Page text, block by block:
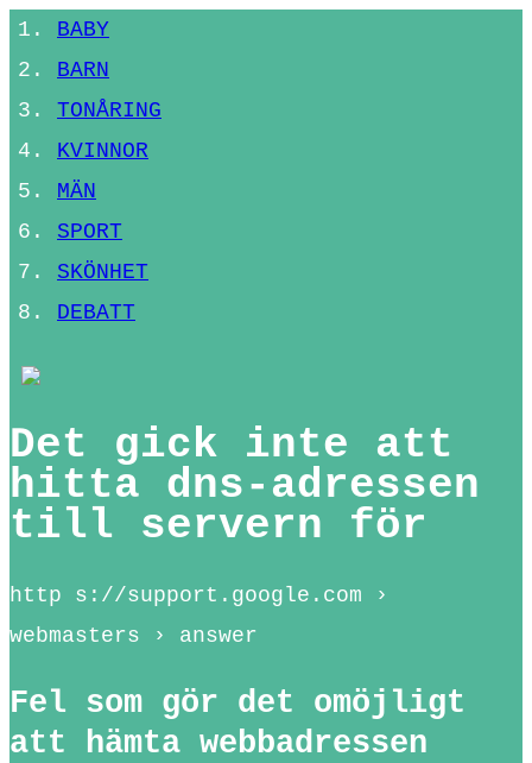
BABY
BARN
TONÅRING
KVINNOR
MÄN
SPORT
SKÖNHET
DEBATT
Det gick inte att
hitta dns-adressen
till servern för
http s://support.google.com ›
webmasters › answer
Fel som gör det omöjligt
att hämta webbadressen